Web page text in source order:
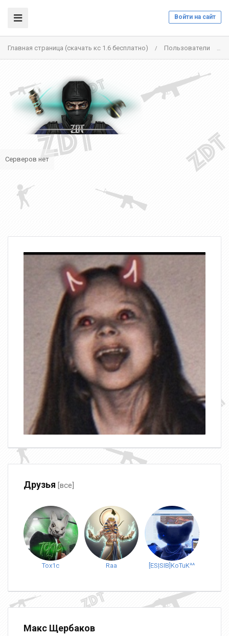
Войти на сайт
Главная страница (скачать кс 1.6 бесплатно) / Пользователи
Серверов нет
Друзья [все]
Tox1c Raa [ES|SIB]KoTuK^^
Макс Щербаков